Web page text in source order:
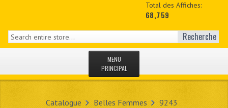
Total des Affiches:
68,759
Recherche
MENU
PRINCIPAL
Catalogue Belles Femmes 9243